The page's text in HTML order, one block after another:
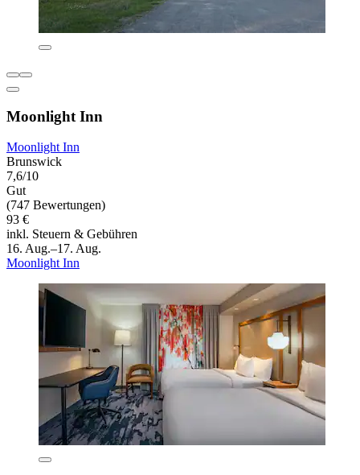
Moonlight Inn
Moonlight Inn
Brunswick
7,6/10
Gut
(747 Bewertungen)
93 €
inkl. Steuern & Gebühren
16. Aug.–17. Aug.
Moonlight Inn